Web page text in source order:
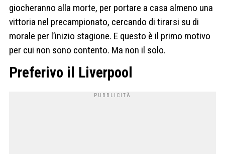
giocheranno alla morte, per portare a casa almeno una
vittoria nel precampionato, cercando di tirarsi su di
morale per l’inizio stagione. E questo è il primo motivo
per cui non sono contento. Ma non il solo.
Preferivo il Liverpool